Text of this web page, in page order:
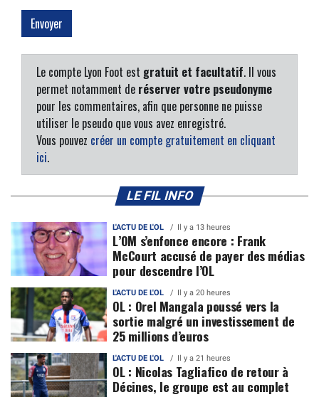
Le compte Lyon Foot est gratuit et facultatif. Il vous
permet notamment de réserver votre pseudonyme
pour les commentaires, afin que personne ne puisse
utiliser le pseudo que vous avez enregistré.
Vous pouvez créer un compte gratuitement en cliquant
ici.
LE FIL INFO
L'ACTU DE L'OL Il y a 13 heures
L’OM s’enfonce encore : Frank
McCourt accusé de payer des médias
pour descendre l’OL
L'ACTU DE L'OL Il y a 20 heures
OL : Orel Mangala poussé vers la
sortie malgré un investissement de
25 millions d’euros
L'ACTU DE L'OL Il y a 21 heures
OL : Nicolas Tagliafico de retour à
Décines, le groupe est au complet